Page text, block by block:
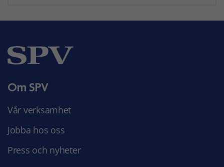
Om SPV
Vår verksamhet
Jobba hos oss
Press och nyheter